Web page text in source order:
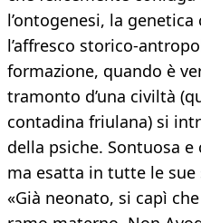
l’ontogenesi, la
l’affresco storico-
formazione, quando è
tramonto d’una civiltà
contadina friulana) si
della psiche. Sontuosa
ma esatta in tutte le sue
«Già neonato, si capì